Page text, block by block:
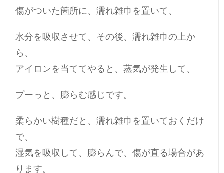
傷がついた箇所に、濡れ雑巾を置いて、
水分を吸収させて、その後、濡れ雑巾の上か
ら、
アイロンを当ててやると、蒸気が発生して、
プーっと、膨らむ感じです。
柔らかい樹種だと、濡れ雑巾を置いておくだけ
で、
湿気を吸収して、膨らんで、傷が直る場合があ
ります。